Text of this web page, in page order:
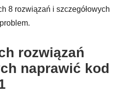
8 rozwiązań i szczegółowych
rozwiązań
naprawić kod